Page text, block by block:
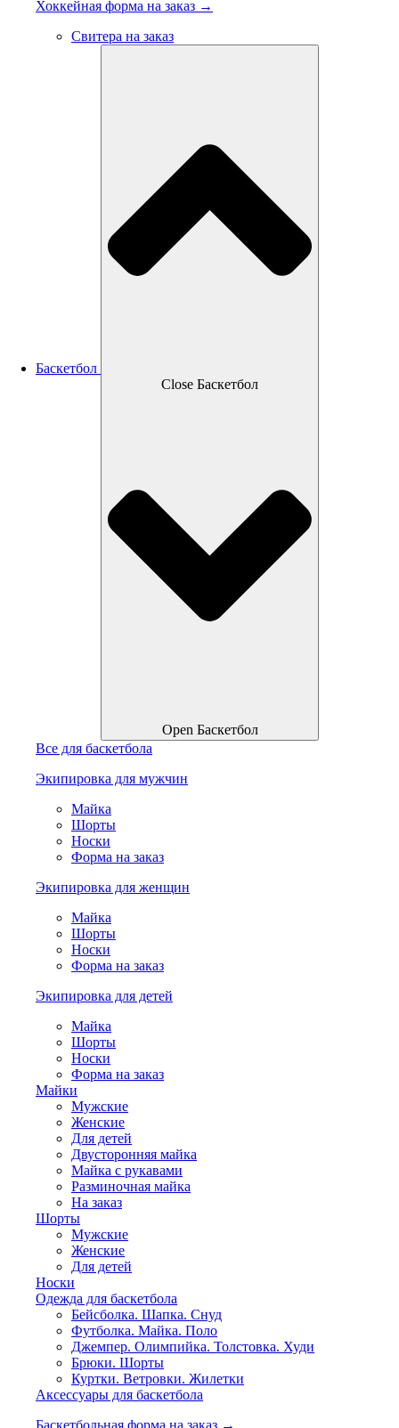
Хоккейная форма на заказ →
Свитера на заказ
Баскетбол
Close Баскетбол
Open Баскетбол
Все для баскетбола
Экипировка для мужчин
Майка
Шорты
Носки
Форма на заказ
Экипировка для женщин
Майка
Шорты
Носки
Форма на заказ
Экипировка для детей
Майка
Шорты
Носки
Форма на заказ
Майки
Мужские
Женские
Для детей
Двусторонняя майка
Майка с рукавами
Разминочная майка
На заказ
Шорты
Мужские
Женские
Для детей
Носки
Одежда для баскетбола
Бейсболка. Шапка. Снуд
Футболка. Майка. Поло
Джемпер. Олимпийка. Толстовка. Худи
Брюки. Шорты
Куртки. Ветровки. Жилетки
Аксессуары для баскетбола